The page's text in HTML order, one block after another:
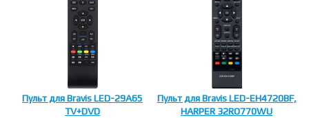
Пульт для Bravis LED-29A65
TV+DVD
Пульт для Bravis LED-EH4720BF,
HARPER 32RO770WU